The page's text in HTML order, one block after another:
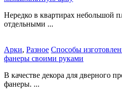
Нередко в квартирах небольшой
отдельными ...
Арки, Разное Способы
фанеры своими руками
В качестве декора для дверного
фанеры. ...